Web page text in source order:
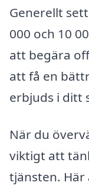
Generellt
000 och 10
att begära
att få en
erbjuds i ditt
När du
viktigt att
tjänsten. Här